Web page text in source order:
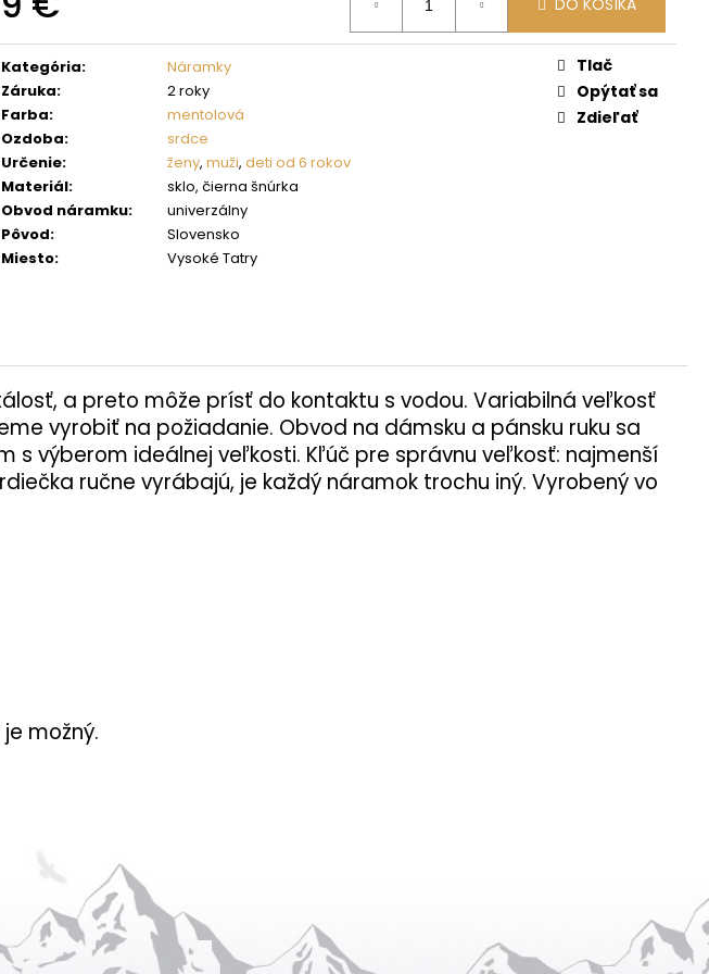
cena:
DO KOŠÍKA
Kategória:
Náramky
Záruka:
2 roky
Farba:
mentolová
Ozdoba:
srdce
Určenie: ženy, muži, deti od 6 rokov
Materiál:
sklo, čierna šnúrka
Obvod náramku:
univerzálny
Pôvod:
Slovensko
Miesto: Vysoké Tatry
Tlač
Opýtať sa
Zdieľať
a preto môže prísť do kontaktu s vodou. Variabilná veľkosť
vyrobiť na požiadanie. Obvod na dámsku a pánsku ruku sa
výberom ideálnej veľkosti. Kľúč pre správnu veľkosť: najmenší
ručne vyrábajú, je každý náramok trochu iný. Vyrobený vo
možný.